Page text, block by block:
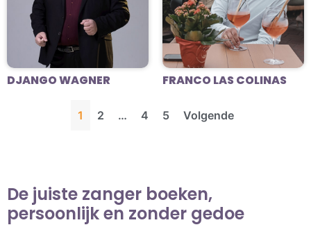
DJANGO WAGNER FRANCO LAS COLINAS
1 2 … 4 5 Volgende
De juiste zanger boeken,
persoonlijk en zonder gedoe